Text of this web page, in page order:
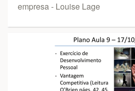
empresa - Louise Lage